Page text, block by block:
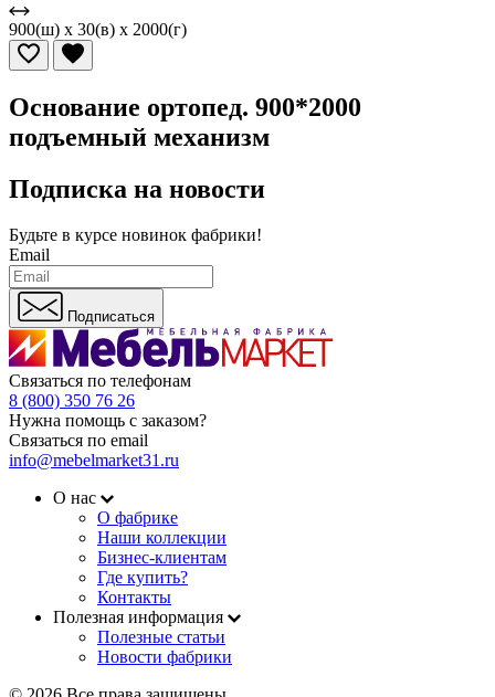
900(ш) x 30(в) x 2000(г)
Основание ортопед. 900*2000
подъемный механизм
Подписка на новости
Будьте в курсе новинок фабрики!
Email
Подписаться
Связаться по телефонам
8 (800) 350 76 26
Нужна помощь с заказом?
Связаться по email
info@mebelmarket31.ru
О нас
О фабрике
Наши коллекции
Бизнес-клиентам
Где купить?
Контакты
Полезная информация
Полезные статьи
Новости фабрики